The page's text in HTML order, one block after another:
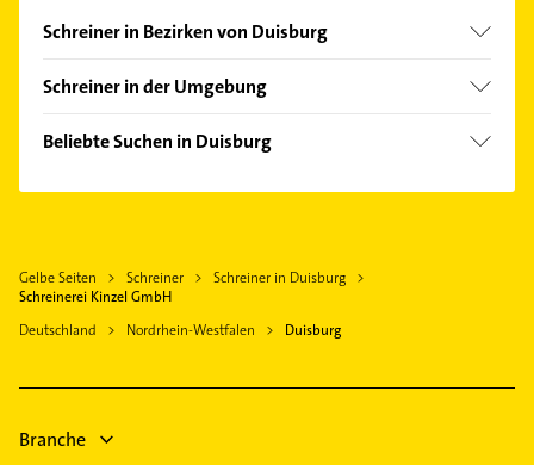
Schreiner in Bezirken von Duisburg
Bezirk Duisburg-Mitte
Bezirk Hamborn
Schreiner in der Umgebung
Oberhausen Rheinland
Moers
Rheinberg
Kamp-Lintfort
Essen
Neukirchen-Vluyn
Beliebte Suchen in Duisburg
Fenster
Heizungsbauer
Putzfrau
Gelbe Seiten Schreiner
Schreiner in Duisburg
Schreinerei Kinzel GmbH
Deutschland
Nordrhein-Westfalen Duisburg
Branche